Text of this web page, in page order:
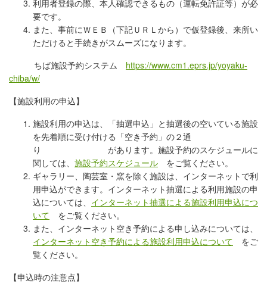
利用者登録の際、本人確認できるもの（運転免許証等）が必
要です。
また、事前にＷＥＢ（下記ＵＲＬから）で仮登録後、来所い
ただけると手続きがスムーズになります。
ちば施設予約システム https://www.cm1.eprs.jp/yoyaku-
chiba/w/
【施設利用の申込】
施設利用の申込は、「抽選申込」と抽選後の空いている施設
を先着順に受け付ける「空き予約」の２通
り があります。施設予約のスケジュールに
関しては、 施設予約スケジュール をご覧ください。
ギャラリー、陶芸室・窯を除く施設は、インターネットで利
用申込ができます。インターネット抽選による利用施設の申
込については、 インターネット抽選による施設利用申込につ
いて をご覧ください。
また、インターネット空き予約による申し込みについては、
インターネット空き予約による施設利用申込について をご
覧ください。
【申込時の注意点】